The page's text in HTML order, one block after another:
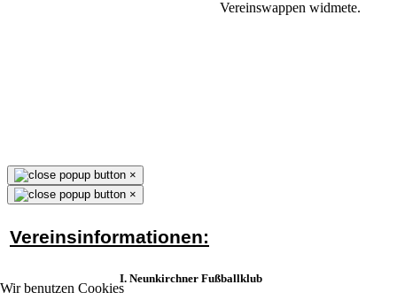
Wir benutzen Cookies
Vereinswappen widmete.
×
×
Vereinsinformationen:
I. Neunkirchner Fußballklub